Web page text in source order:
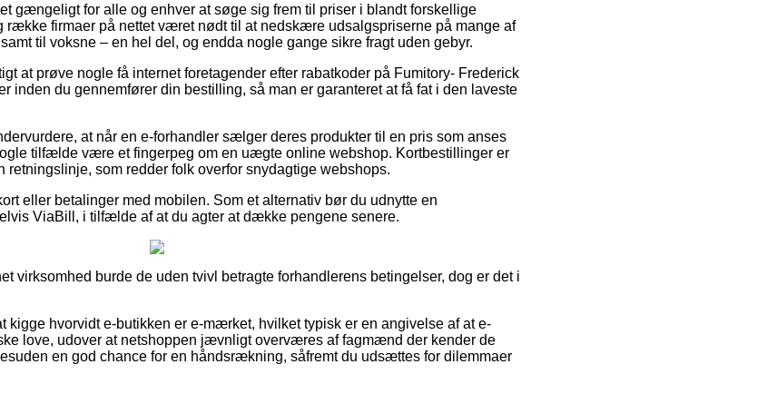
gængeligt for alle og enhver at søge sig frem til priser i blandt forskellige
række firmaer på nettet været nødt til at nedskære udsalgspriserne på mange af
til voksne – en hel del, og endda nogle gange sikre fragt uden gebyr.
at prøve nogle få internet foretagender efter rabatkoder på Fumitory- Frederick
inden du gennemfører din bestilling, så man er garanteret at få fat i den laveste
at når en e-forhandler sælger deres produkter til en pris som anses
tilfælde være et fingerpeg om en uægte online webshop. Kortbestillinger er
retningslinje, som redder folk overfor snydagtige webshops.
eller betalinger med mobilen. Som et alternativ bør du udnytte en
ViaBill, i tilfælde af at du agter at dække pengene senere.
virksomhed burde de uden tvivl betragte forhandlerens betingelser, dog er det i
kigge hvorvidt e-butikken er e-mærket, hvilket typisk er en angivelse af at e-
love, udover at netshoppen jævnligt overværes af fagmænd der kender de
en god chance for en håndsrækning, såfremt du udsættes for dilemmaer